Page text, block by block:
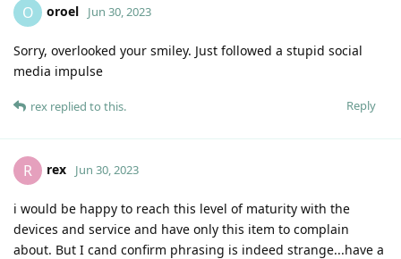
O oroel Jun 30, 2023
Sorry, overlooked your smiley. Just followed a stupid social
media impulse
Reply
rex replied to this.
R rex Jun 30, 2023
i would be happy to reach this level of maturity with the
devices and service and have only this item to complain
about. But I cand confirm phrasing is indeed strange...have a